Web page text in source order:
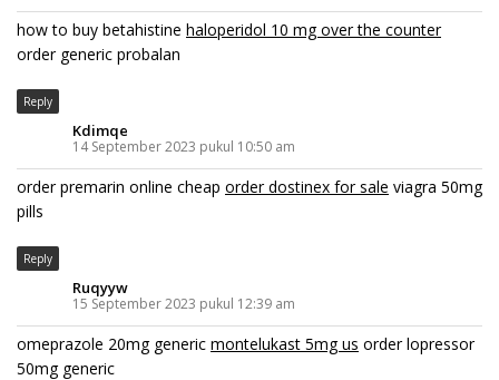
how to buy betahistine haloperidol 10 mg over the counter
order generic probalan
Reply
Kdimqe
14 September 2023 pukul 10:50 am
order premarin online cheap order dostinex for sale viagra 50mg
pills
Reply
Ruqyyw
15 September 2023 pukul 12:39 am
omeprazole 20mg generic montelukast 5mg us order lopressor
50mg generic